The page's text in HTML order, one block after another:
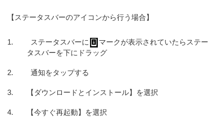
【ステータスバーのアイコンから行う場合】
ステータスバーに
マークが表示されていたらステー
タスバーを下にドラッグ
通知をタップする
【ダウンロードとインストール】を選択
【今すぐ再起動】を選択